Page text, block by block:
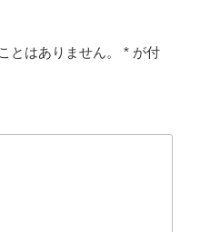
とはありません。 * が付